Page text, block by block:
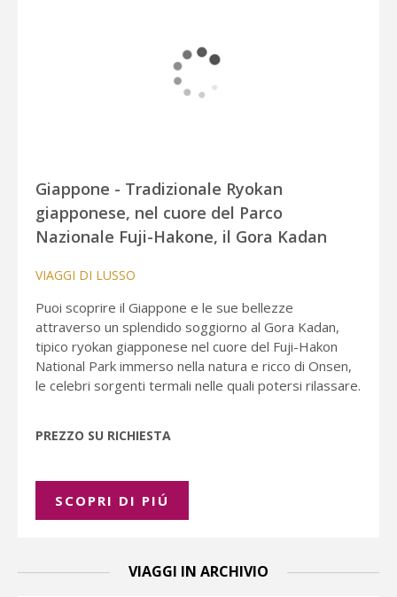
Giappone - Tradizionale Ryokan
giapponese, nel cuore del Parco
Nazionale Fuji-Hakone, il Gora Kadan
VIAGGI DI LUSSO
Puoi scoprire il Giappone e le sue bellezze
attraverso un splendido soggiorno al Gora Kadan,
tipico ryokan giapponese nel cuore del Fuji-Hakon
National Park immerso nella natura e ricco di Onsen,
le celebri sorgenti termali nelle quali potersi rilassare.
PREZZO SU RICHIESTA
SCOPRI DI PIÚ
VIAGGI IN ARCHIVIO